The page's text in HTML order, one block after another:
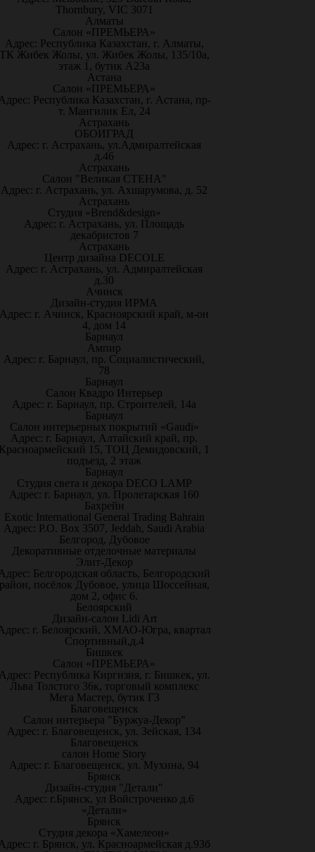
Thornbury, VIC 3071
Алматы
Салон «ПРЕМЬЕРА»
Адрес: Республика Казахстан, г. Алматы,
Жибек Жолы, ул. Жибек Жолы, 135/10а,
этаж 1, бутик А23а
Астана
Салон «ПРЕМЬЕРА»
Республика Казахстан, г. Астана, пр-
т. Мангилик Ел, 24
Астрахань
ОБОИГРАД
Адрес: г. Астрахань, ул.Адмиралтейская
д.46
Астрахань
Салон "Великая СТЕНА"
Адрес: г. Астрахань, ул. Ахшарумова, д. 52
Астрахань
Студия «Brend&design»
Адрес: г. Астрахань, ул. Площадь
декабристов 7
Астрахань
Центр дизайна DECOLE
Адрес: г. Астрахань, ул. Адмиралтейская
д.30
Ачинск
Дизайн-студия ИРМА
Адрес: г. Ачинск, Красноярский край, м-он
4, дом 14
Барнаул
Ампир
Адрес: г. Барнаул, пр. Социалистический,
78
Барнаул
Салон Квадро Интерьер
Адрес: г. Барнаул, пр. Строителей, 14а
Барнаул
Салон интерьерных покрытий «Gaudi»
Адрес: г. Барнаул, Алтайский край, пр.
15, ТОЦ Демидовский, 1
подъезд, 2 этаж
Барнаул
Студия света и декора DECO LAMP
Адрес: г. Барнаул, ул. Пролетарская 160
Бахрейн
Exotic International General Trading Bahrain
Адрес: P.O. Box 3507, Jeddah, Saudi Arabia
Белгород, Дубовое
Декоративные отделочные материалы
Элит-Декор
Белгородская область, Белгородский
посёлок Дубовое, улица Шоссейная,
дом 2, офис 6.
Белоярский
Дизайн-салон Lidi Art
г. Белоярский, ХМАО-Югра, квартал
Спортивный,д.4
Бишкек
Салон «ПРЕМЬЕРА»
Республика Киргизия, г. Бишкек, ул.
Льва Толстого 36к, торговый комплекс
Мега Мастер, бутик Г3
Благовещенск
Салон интерьера "Буржуа-Декор"
Адрес: г. Благовещенск, ул. Зейская, 134
Благовещенск
салон Home Story
Адрес: г. Благовещенск, ул. Мухина, 94
Брянск
Дизайн-студия "Детали"
Адрес: г.Брянск, ул Войстроченко д.6
«Детали»
Брянск
Студия декора «Хамелеон»
г. Брянск, ул. Красноармейская д.93б